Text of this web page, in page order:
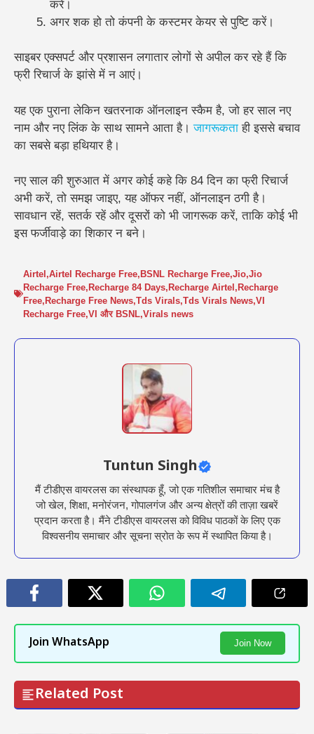
करें।
अगर शक हो तो कंपनी के कस्टमर केयर से पुष्टि करें।
साइबर एक्सपर्ट और प्रशासन लगातार लोगों से अपील कर रहे हैं कि
फ्री रिचार्ज के झांसे में न आएं।
यह एक पुराना लेकिन खतरनाक ऑनलाइन स्कैम है, जो हर साल नए
नाम और नए लिंक के साथ सामने आता है।जागरूकता ही इससे बचाव
का सबसे बड़ा हथियार है।
नए साल की शुरुआत में अगर कोई कहे कि 84 दिन का फ्री रिचार्ज
अभी करें, तो समझ जाइए, यह ऑफर नहीं, ऑनलाइन ठगी है।
सावधान रहें, सतर्क रहें और दूसरों को भी जागरूक करें, ताकि कोई भी
इस फर्जीवाड़े का शिकार न बने।
Airtel ,Airtel Recharge Free, BSNL Recharge Free,Jio,Jio
Recharge Free, Recharge 84 Days, Recharge Airtel , Recharge
Free, Recharge Free News,Tds Virals,Tds Virals News,VI
Recharge Free,VI और BSNL,Virals news
Tuntun Singh
मैं टीडीएस वायरलस का संस्थापक हूँ, जो एक गतिशील समाचार मंच है
जो खेल, शिक्षा, मनोरंजन, गोपालगंज और अन्य क्षेत्रों की ताज़ा खबरें
प्रदान करता है। मैंने टीडीएस वायरलस को विविध पाठकों के लिए एक
विश्वसनीय समाचार और सूचना स्रोत के रूप में स्थापित किया है।
Join WhatsApp Join Now
Related Post